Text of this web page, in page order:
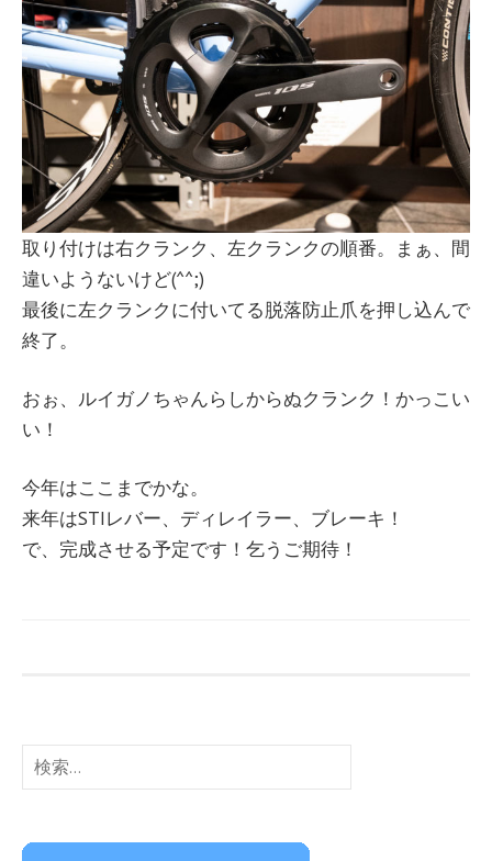
取り付けは右クランク、左クランクの順番。まぁ、間
違いようないけど(^^;)
最後に左クランクに付いてる脱落防止爪を押し込んで
終了。
おぉ、ルイガノちゃんらしからぬクランク！かっこい
い！
今年はここまでかな。
来年はSTIレバー、ディレイラー、ブレーキ！
で、完成させる予定です！乞うご期待！
検
索: